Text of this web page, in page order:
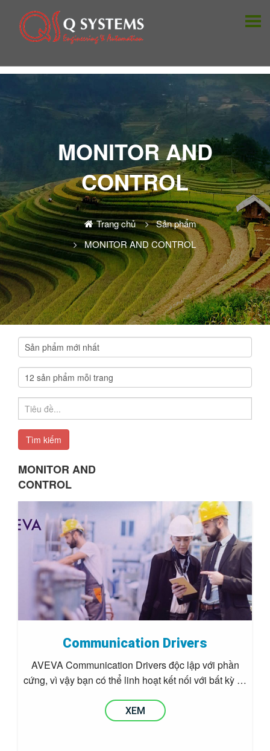
MONITOR AND
CONTROL
Trang chủ
Sản phẩm
MONITOR AND CONTROL
Tìm kiếm
MONITOR AND
CONTROL
Communication Drivers
AVEVA Communication Drivers độc lập với phần
cứng, vì vậy bạn có thể linh hoạt kết nối với bất kỳ …
XEM